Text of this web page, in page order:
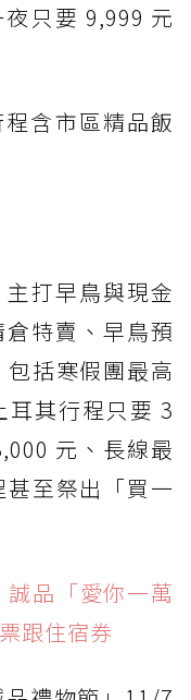
只要 9,999 元
含市區精品飯
打早鳥與現金
特賣、早鳥預
括寒假團最高
耳其行程只要 3
元、長線最
至祭出「買一
品「愛你一萬
跟住宿券